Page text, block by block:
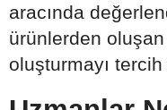
aracında
ürünlerden
oluşturmayı tercih